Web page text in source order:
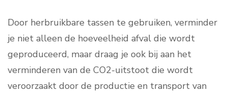
Door herbruikbare tassen te gebruiken, verminder
je niet alleen de hoeveelheid afval die wordt
geproduceerd, maar draag je ook bij aan het
verminderen van de CO2-uitstoot die wordt
veroorzaakt door de productie en transport van